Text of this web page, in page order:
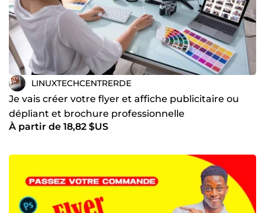
LINUXTECHCENTRERDE
Je vais créer votre flyer et affiche publicitaire ou
dépliant et brochure professionnelle
À partir de 18,82 $US